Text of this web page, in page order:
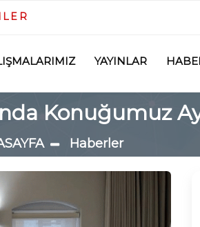
YAYINLAR
Konuğumuz
Haberler